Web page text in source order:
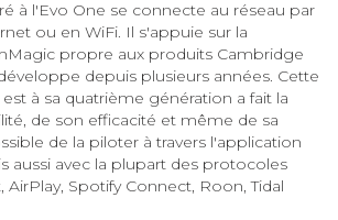
à l'Evo One se connecte au réseau par
ou en WiFi. Il s'appuie sur la
propre aux produits Cambridge
depuis plusieurs années. Cette
à sa quatrième génération a fait la
de son efficacité et même de sa
de la piloter à travers l'application
aussi avec la plupart des protocoles
AirPlay, Spotify Connect, Roon, Tidal